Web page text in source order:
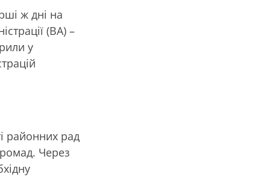
ж дні на
(ВА) –
у
районних рад
Через